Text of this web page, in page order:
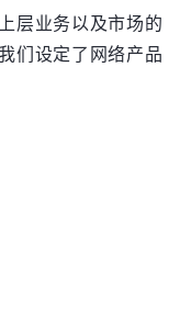
层业务以及市场的
们设定了网络产品